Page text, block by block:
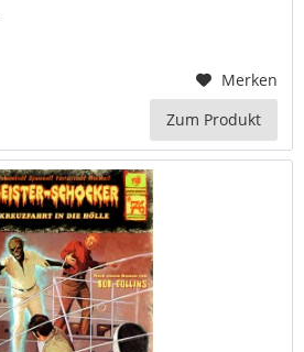
Merken
Zum Produkt